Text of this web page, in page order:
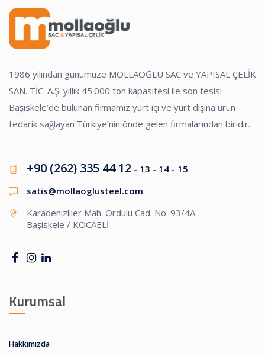
1986 yılından günümüze MOLLAOĞLU SAC ve YAPISAL ÇELİK
SAN. TİC. A.Ş. yıllık 45.000 ton kapasitesi ile son tesisi
Başiskele’de bulunan firmamız yurt içi ve yurt dışına ürün
tedarik sağlayan Türkiye’nin önde gelen firmalarından biridir.
+90 (262) 335 44 12 - 13 - 14 - 15
satis@mollaoglusteel.com
Karadenizliler Mah. Ordulu Cad. No: 93/4A
Başiskele / KOCAELİ
Kurumsal
Hakkımızda